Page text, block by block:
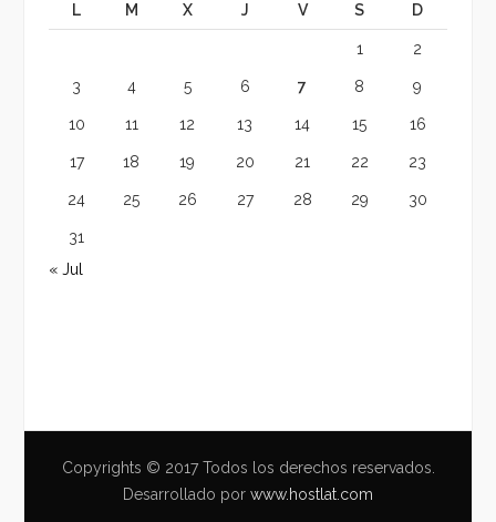
L M X J V S D
1 2
3 4 5 6 7 8 9
10 11 12 13 14 15 16
17 18 19 20 21 22 23
24 25 26 27 28 29 30
31
« Jul
Copyrights © 2017 Todos los derechos reservados.
Desarrollado por www.hostlat.com